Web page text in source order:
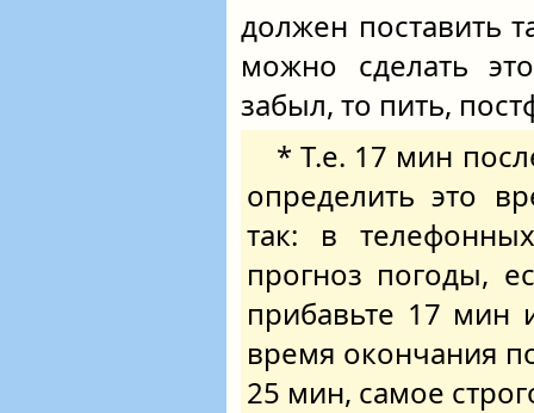
должен поставить
можно сделать
забыл, то пить,
* Т.е. 17 мин
определить это
так: в
прогноз погоды,
прибавьте 17 мин
время окончания
25 мин, самое